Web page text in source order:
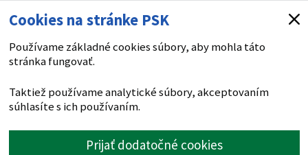
Cookies na stránke PSK
Používame základné cookies súbory, aby mohla táto
stránka fungovať.
Taktiež používame analytické súbory, akceptovaním
súhlasíte s ich používaním.
Prijať dodatočné cookies